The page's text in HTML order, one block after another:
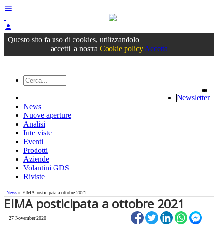
menu
person
Accedioppure registrati
Questo sito fa uso di cookies, utilizzandolo
accetti la nostra Cookie policy Accetta
Newsletter
News
Nuove aperture
Analisi
Interviste
Eventi
Prodotti
Aziende
Volantini GDS
Riviste
News » EIMA posticipata a ottobre 2021
EIMA posticipata a ottobre 2021
27 November 2020